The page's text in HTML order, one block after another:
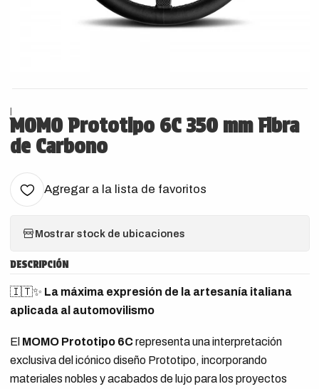
|
MOMO Prototipo 6C 350 mm Fibra
de Carbono
Agregar a la lista de favoritos
Mostrar stock de ubicaciones
DESCRIPCIÓN
🇮🇹✨ La máxima expresión de la artesanía italiana
aplicada al automovilismo
El MOMO Prototipo 6Crepresenta una interpretación
exclusiva del icónico diseño Prototipo, incorporando
materiales nobles y acabados de lujo para los proyectos